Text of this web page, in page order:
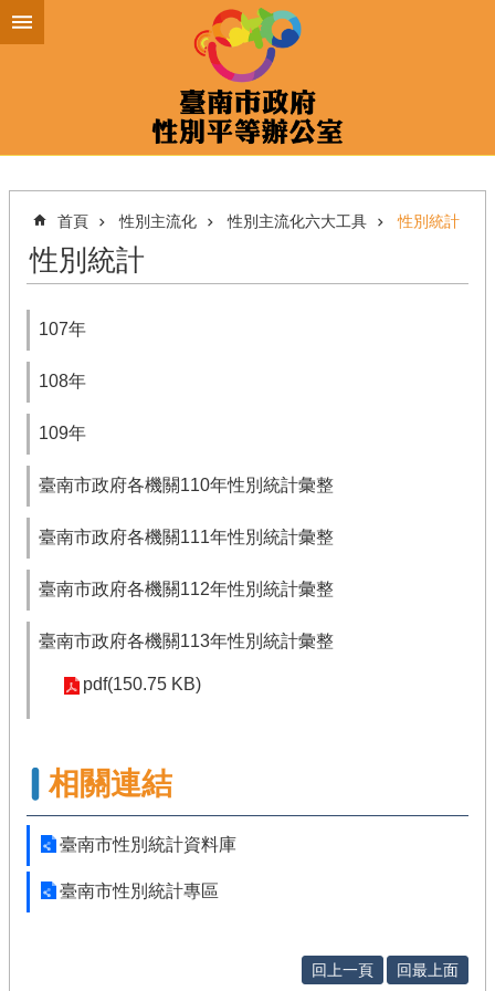
跳到主要內容區塊
首頁 性別主流化 性別主流化六大工具 性別統計
性別統計
107年
108年
109年
臺南市政府各機關110年性別統計彙整
臺南市政府各機關111年性別統計彙整
臺南市政府各機關112年性別統計彙整
臺南市政府各機關113年性別統計彙整
pdf(150.75 KB)
相關連結
臺南市性別統計資料庫
臺南市性別統計專區
回上一頁 回最上面